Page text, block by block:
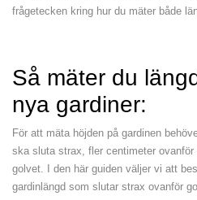
frågetecken kring hur du mäter både
Så mäter du
nya gardiner:
För att mäta höjden på gardinen
ska sluta strax, fler centimeter
golvet. I den här guiden väljer vi att
gardinlängd som slutar strax ovanför